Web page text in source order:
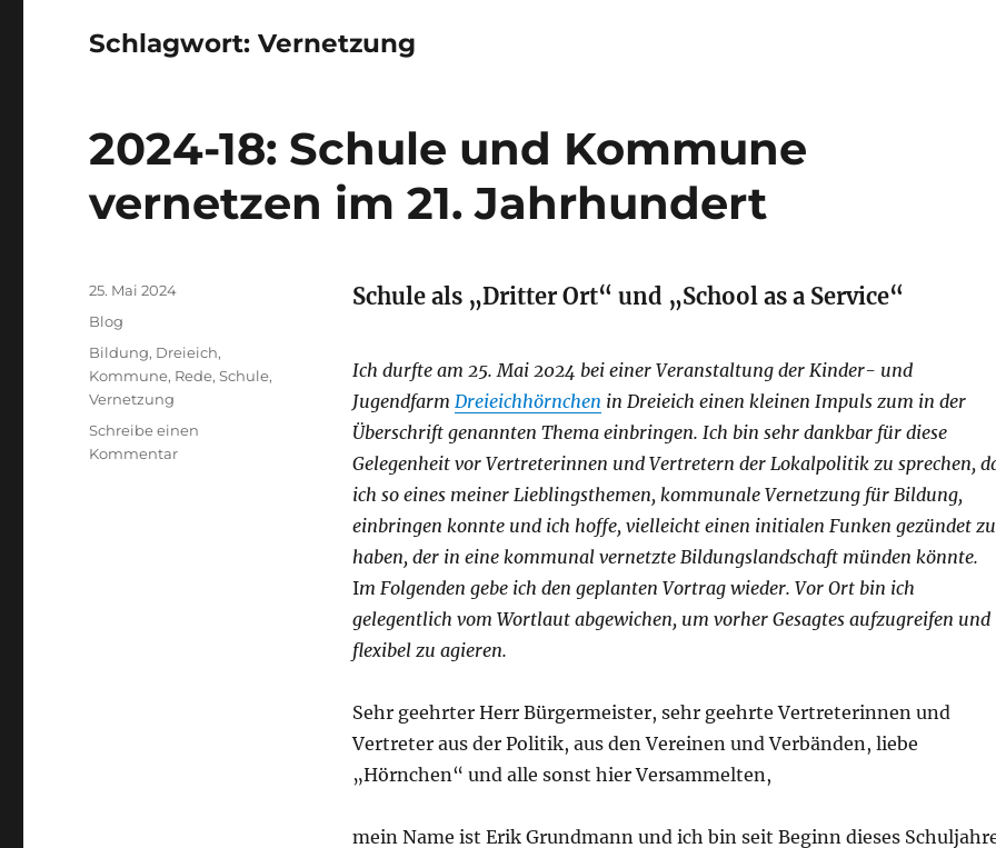
Schlagwort:Vernetzung
2024-18: Schule und Kommune
vernetzen im 21. Jahrhundert
Schule als „Dritter Ort“ und „School as a Service“
Ich durfte am 25. Mai 2024 bei einer Veranstaltung der Kinder- und
Jugendfarm Dreieichhörnchen in Dreieich einen kleinen Impuls zum in der
Überschrift genannten Thema einbringen. Ich bin sehr dankbar für diese
Gelegenheit vor Vertreterinnen und Vertretern der Lokalpolitik zu sprechen,
ich so eines meiner Lieblingsthemen, kommunale Vernetzung für Bildung,
einbringen konnte und ich hoffe, vielleicht einen initialen Funken gezündet zu
haben, der in eine kommunal vernetzte Bildungslandschaft münden könnte.
Im Folgenden gebe ich den geplanten Vortrag wieder. Vor Ort bin ich
gelegentlich vom Wortlaut abgewichen, um vorher Gesagtes aufzugreifen und
flexibel zu agieren.
Sehr geehrter Herr Bürgermeister, sehr geehrte Vertreterinnen und
Vertreter aus der Politik, aus den Vereinen und Verbänden, liebe
„Hörnchen“ und alle sonst hier Versammelten,
mein Name ist Erik Grundmann und ich bin seit Beginn dieses
Veröffentlicht
am
25. Mai 2024
Kategorien
Blog
Schlagwörter
Bildung, Dreieich,
Kommune, Rede,Schule,
Vernetzung
Schreibe einen
Kommentarzu